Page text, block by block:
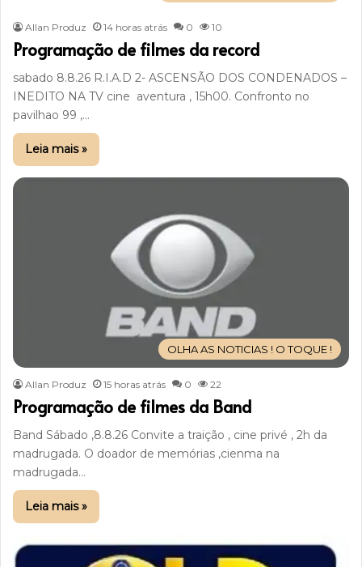
Allan Produz 14 horas atrás 0 10
Programação de filmes da record
sabado 8.8.26 R.I.A.D 2- ASCENSÃO DOS CONDENADOS –
INEDITO NA TV cine aventura , 15h00. Confronto no
pavilhao 99 ,…
Leia mais »
OLHA AS NOTICIAS ! O TOQUE !
Allan Produz 15 horas atrás 0 22
Programação de filmes da Band
Band Sábado ,8.8.26 Convite a traição , cine privé , 2h da
madrugada. O doador de memórias ,cienma na
madrugada…
Leia mais »